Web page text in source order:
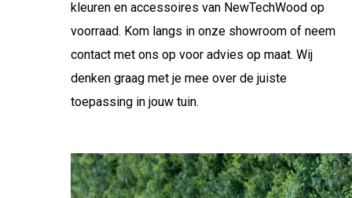
kleuren en accessoires van NewTechWood op
voorraad. Kom langs in onze showroom of neem
contact met ons op voor advies op maat. Wij
denken graag met je mee over de juiste
toepassing in jouw tuin.